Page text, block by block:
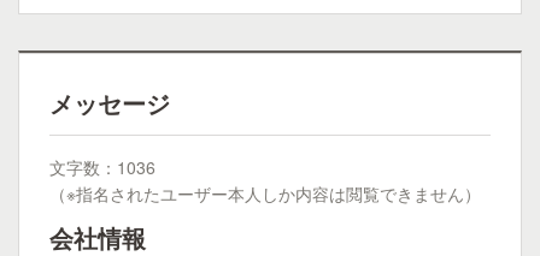
メッセージ
文字数：1036
（※指名されたユーザー本人しか内容は閲覧できません）
会社情報